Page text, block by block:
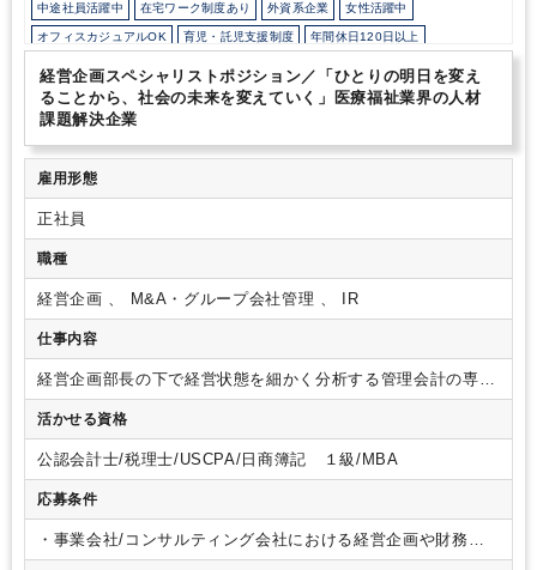
中途社員活躍中 在宅ワーク制度あり 外資系企業 女性活躍中
オフィスカジュアルOK 育児・託児支援制度 年間休日120日以上
経営企画スペシャリストポジション／「ひとりの明日を変え
ることから、社会の未来を変えていく」医療福祉業界の人材
課題解決企業
雇用形態
正社員
職種
経営企画 、 M&A・グループ会社管理 、 IR
仕事内容
経営企画部長の下で経営状態を細かく分析する管理会計の専門
家として、予算策定や実績分析を通じて経営陣の意思決定を支
援いただきます。
事業戦略立案、事業計画策定（短期、中期、長期）
と連携し、中期経営計画の財務目標の策定・財務経理と連携
し、月次管理会計の実施
協議し、売り上げ計画の策定・KPI管理及び関連部門との連
携 など
活かせる資格
公認会計士/税理士/USCPA/日商簿記 １級/MBA
応募条件
・事業会社/コンサルティング会社における経営企画や財務経
理部門で管理会計業務経験3年以上・会計事務所/税理士事務所